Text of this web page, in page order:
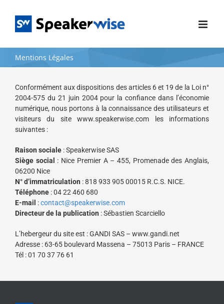
contenu
Mentions Légales
Conformément aux dispositions des articles 6 et 19 de la Loi n°
2004-575 du 21 juin 2004 pour la confiance dans l’économie
numérique, nous portons à la connaissance des utilisateurs et
visiteurs du site www.speakerwise.com les informations
suivantes :
Raison sociale : Speakerwise SAS
Siège social
: Nice Premier A – 455, Promenade des Anglais,
06200 Nice
N° d’immatriculation : 818 933 905 00015 R.C.S. NICE.
Téléphone : 04 22 460 680
E-mail :contact@speakerwise.com
Directeur de la publication : Sébastien Scarciello
L’hebergeur du site est : GANDI SAS – www.gandi.net
Adresse : 63-65 boulevard Massena – 75013 Paris – FRANCE
Tél : 01 70 37 76 61